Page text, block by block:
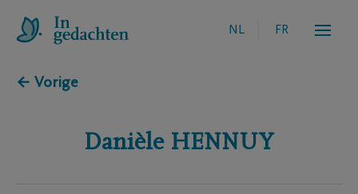
NL FR
← Vorige
Danièle HENNUY